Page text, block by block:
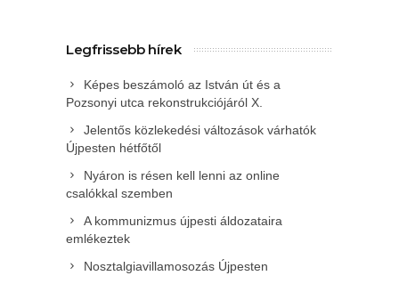
Legfrissebb hírek
Képes beszámoló az István út és a
Pozsonyi utca rekonstrukciójáról X.
Jelentős közlekedési változások várhatók
Újpesten hétfőtől
Nyáron is résen kell lenni az online
csalókkal szemben
A kommunizmus újpesti áldozataira
emlékeztek
Nosztalgiavillamosozás Újpesten